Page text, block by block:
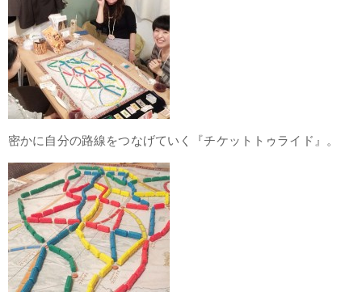
密かに自分の路線をつなげていく『チケットトゥライド』。